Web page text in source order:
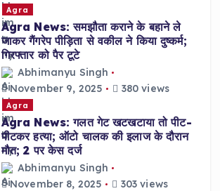
Agra
Agra News: समझौता कराने के बहाने ले
जाकर गैंगरेप पीड़िता से वकील ने किया दुष्कर्म;
गिरफ्तार को पैर टूटे
Abhimanyu Singh
November 9, 2025
380 views
Agra
Agra News: गलत गेट खटखटाया तो पीट-
पीटकर हत्या; ऑटो चालक की इलाज के दौरान
मौत; 2 पर केस दर्ज
Abhimanyu Singh
November 8, 2025
303 views